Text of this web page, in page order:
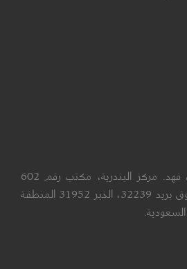
طريق الأمير فيصل بن فهد. مركز البندرية، مكتب رقم 602
الطابق السادس.، صندوق بريد 32239، الخبر 31952 المنطقة